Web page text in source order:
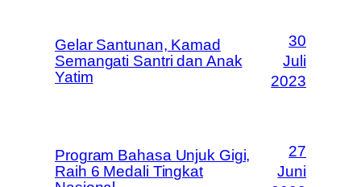
Gelar Santunan, Kamad
Semangati Santri dan Anak
Yatim
30
Juli
2023
Program Bahasa Unjuk Gigi,
Raih 6 Medali Tingkat
27
Juni